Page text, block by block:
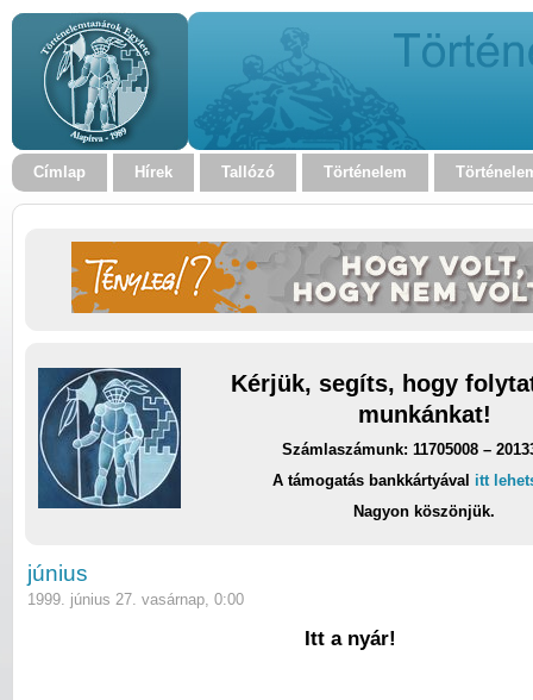
Címlap Hírek Tallózó Történelem
Kérjük, segíts, hogy
munkánkat!
Számlaszámunk: 11705008 –
A támogatás bankkártyával itt
Nagyon köszönjük.
június
1999. június 27. vasárnap, 0:00
Itt a nyár!